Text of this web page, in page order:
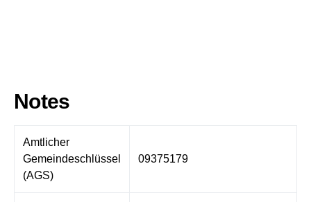
Notes
Amtlicher
Gemeindeschlüssel
(AGS)
09375179